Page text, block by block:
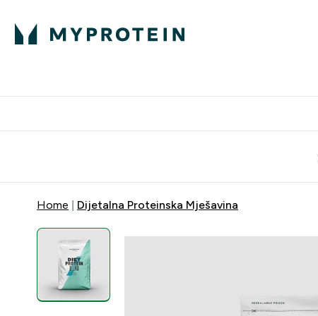
Home Dijetalna Proteinska Mješavina